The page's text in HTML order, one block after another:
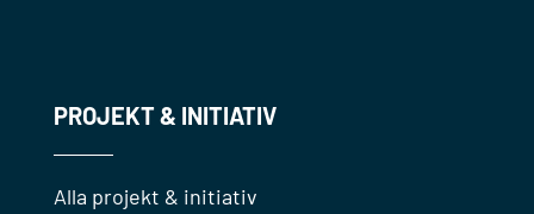
PROJEKT & INITIATIV
Alla projekt & initiativ